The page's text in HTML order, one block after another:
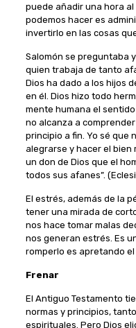
puede añadir una hora
podemos hacer es
invertirlo en las cosas
Salomón se preguntaba
quien trabaja de tanto
Dios ha dado a los hijos
en él. Dios hizo todo
mente humana el
no alcanza a
principio a fin. Yo sé que
alegrarse y hacer el bien
un don de Dios que el
todos sus afanes”.
El estrés, además de la
tener una mirada de
nos hace tomar malas
nos generan estrés. Es
romperlo es apretando el
Frenar
El Antiguo Testamento
normas y principios,
espirituales. Pero Dios